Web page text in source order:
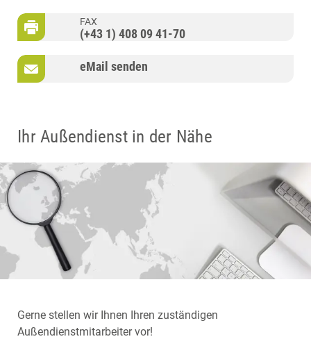
FAX
(+43 1) 408 09 41-70
eMail senden
Ihr Außendienst in der Nähe
Gerne stellen wir Ihnen Ihren zuständigen
Außendienstmitarbeiter vor!